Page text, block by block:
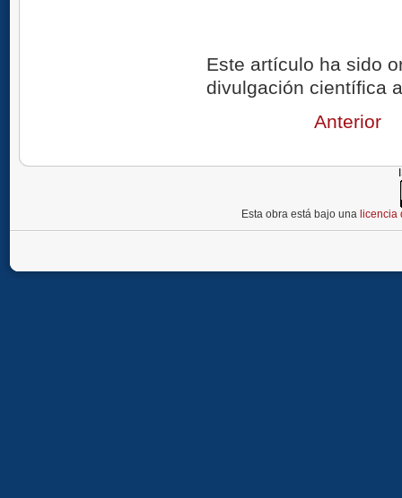
Este artículo ha sido
divulgación científica
Anterior
Esta obra está bajo una licencia